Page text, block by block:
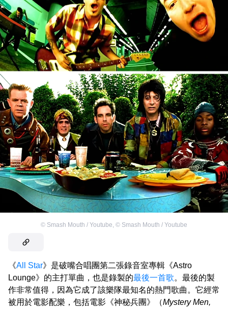
© Smash Mouth / Youtube © Smash Mouth / Youtube
《All Star》是破嘴合唱團第二張錄音室專輯《Astro
Lounge》的主打單曲，也是錄製的最後一首歌。最後的製
作非常值得，因為它成了該樂隊最知名的熱門歌曲。它經常
被用於電影配樂，包括電影《神秘兵團》（Mystery Men,